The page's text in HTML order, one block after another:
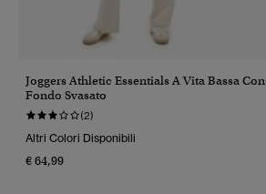
Joggers Athletic Essentials A Vita Bassa Con
Fondo Svasato
(2)
Altri Colori Disponibili
€ 64,99